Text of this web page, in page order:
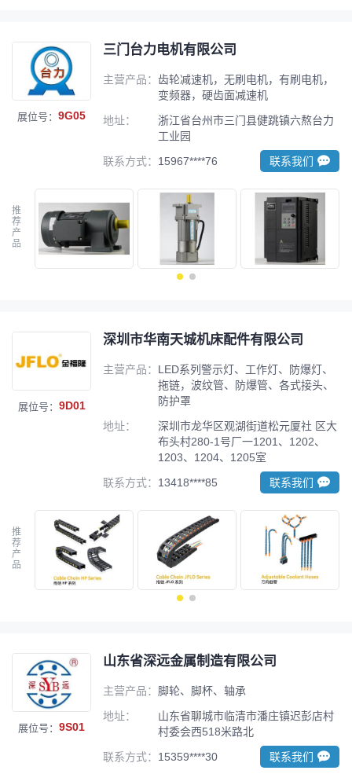
展位号：9G05
三门台力电机有限公司
主营产品：齿轮减速机，无刷电机，有刷电机，
变频器，硬齿面减速机
地址：
浙江省台州市三门县健跳镇六熬台力
工业园
联系方式： 15967****76 联系我们
推
荐
产
品
展位号： 9D01
深圳市华南天城机床配件有限公司
主营产品： LED系列警示灯、工作灯、防爆灯、
拖链，波纹管、防爆管、各式接头、
防护罩
地址：
深圳市龙华区观湖街道松元厦社 区大
布头村280-1号厂一1201、1202、
1203、1204、1205室
联系方式： 13418****85 联系我们
推
荐
产
品
展位号：9S01
山东省深远金属制造有限公司
主营产品： 脚轮、脚杯、轴承
地址：
山东省聊城市临清市潘庄镇迟彭店村
村委会西518米路北
联系方式： 15359****30 联系我们